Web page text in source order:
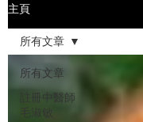
主頁
所有文章
註冊中醫師
毛淑敏
所有文章